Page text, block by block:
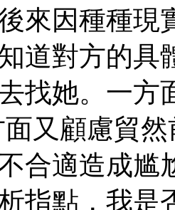
來因種種現
道對方的具
找她。一方
又顧慮貿
合適造成尴
指點，我是